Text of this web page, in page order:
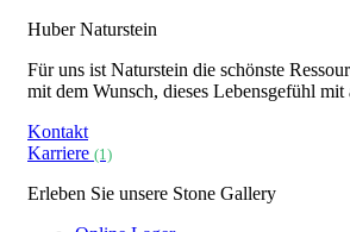
Huber Naturstein
Für uns ist Naturstein die schönste
mit dem Wunsch, dieses Lebensgefühl
Kontakt
Karriere (1)
Erleben Sie unsere Stone Gallery